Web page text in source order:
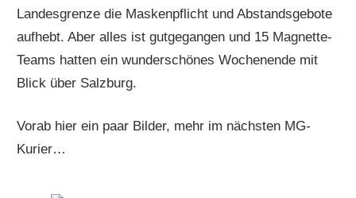
Landesgrenze die Maskenpflicht und Abstandsgebote
aufhebt. Aber alles ist gutgegangen und 15 Magnette-
Teams hatten ein wunderschönes Wochenende mit
Blick über Salzburg.
Vorab hier ein paar Bilder, mehr im nächsten MG-
Kurier…